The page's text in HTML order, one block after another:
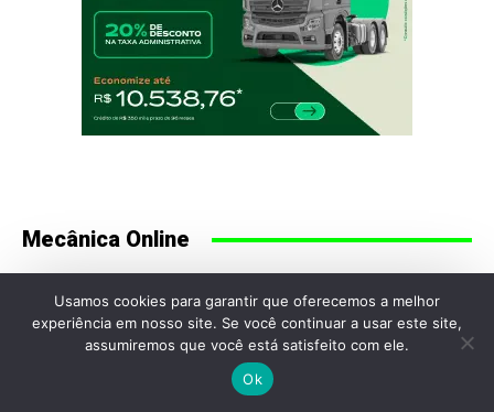
Mecânica Online
Usamos cookies para garantir que oferecemos a melhor
experiência em nosso site. Se você continuar a usar este site,
assumiremos que você está satisfeito com ele.
Ok